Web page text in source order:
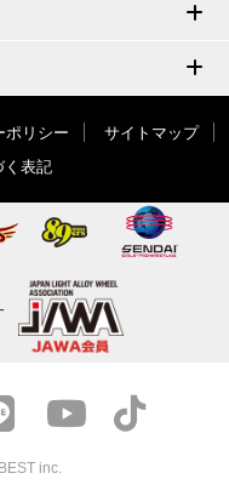
ポリシー
サイトマップ
く表記
inc.